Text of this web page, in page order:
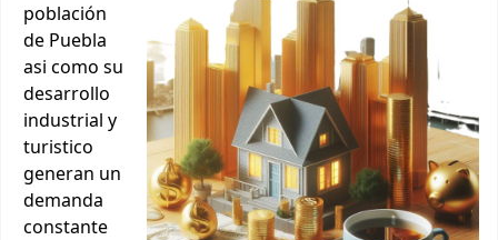
población
de Puebla
asi como su
desarrollo
industrial y
turistico
generan un
demanda
constante